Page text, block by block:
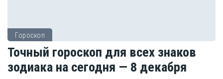
Гороскоп
Точный гороскоп для всех знаков
зодиака на сегодня — 8 декабря